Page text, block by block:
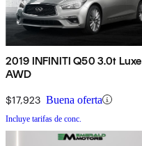
2019 INFINITI Q50 3.0t Luxe
AWD
$17,923 Buena oferta
Incluye tarifas de conc.